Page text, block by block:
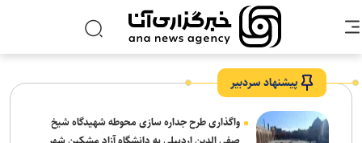
پیشنهاد سردبیر
واگذاری طرح جداره سازی محوطه شهیدگاه شیخ